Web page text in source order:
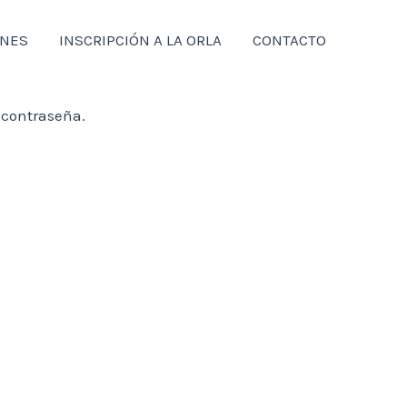
INSCRIPCIÓN A LA ORLA CONTACTO